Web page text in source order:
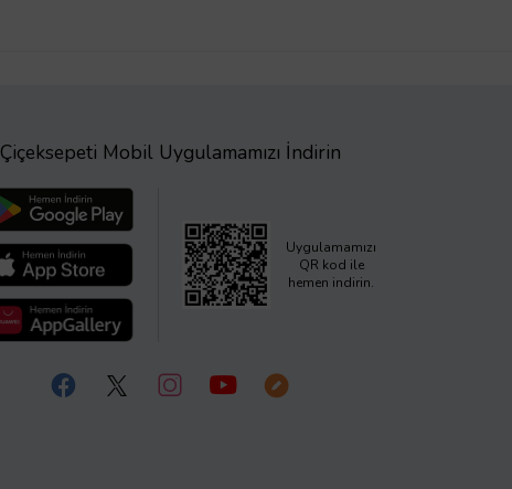
Çiçeksepeti Mobil Uygulamamızı İndirin
Uygulamamızı
QR kod ile
hemen indirin.